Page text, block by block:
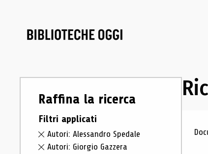
Raffina la ricerca
Filtri applicati
Autori: Alessandro Spedale
Autori: Giorgio Gazzera